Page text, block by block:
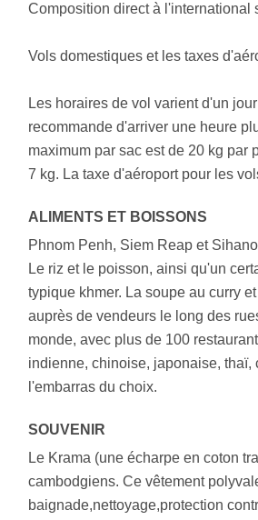
Composition direct à
Vols domestiques et les taxes
Les horaires de vol varient d'un
recommande d'arriver une heure
maximum par sac est de 20 kg
7 kg. La taxe d'aéroport pour les
ALIMENTS ET BOISSONS
Phnom Penh, Siem Reap et
Le riz et le poisson, ainsi qu'un
typique khmer. La soupe au curry
auprès de vendeurs le long des
monde, avec plus de 100
indienne, chinoise, japonaise,
l'embarras du choix.
SOUVENIR
Le Krama (une écharpe en coton
cambodgiens. Ce vêtement
baignade,nettoyage,protection